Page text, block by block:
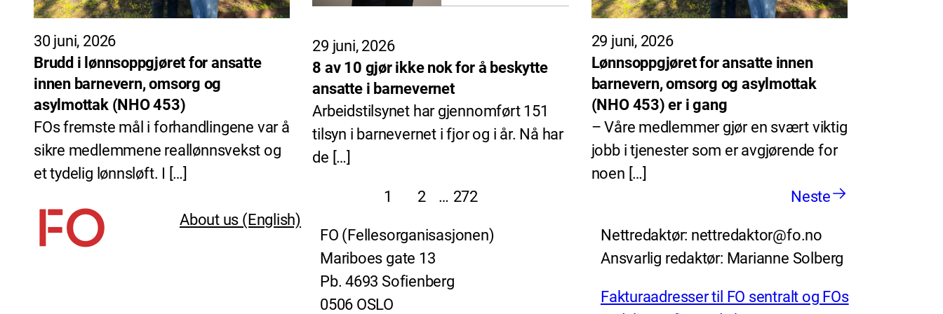
30 juni, 2026
Brudd i lønnsoppgjøret for ansatte
innen barnevern, omsorg og
asylmottak (NHO 453)
FOs fremste mål i forhandlingene var å
sikre medlemmene reallønnsvekst og
et tydelig lønnsløft. I […]
29 juni, 2026
8 av 10 gjør ikke nok for å beskytte
ansatte i barnevernet
Arbeidstilsynet har gjennomført 151
tilsyn i barnevernet i fjor og i år. Nå har
de […]
29 juni, 2026
Lønnsoppgjøret for ansatte innen
barnevern, omsorg og asylmottak
(NHO 453) er i gang
– Våre medlemmer gjør en svært viktig
jobb i tjenester som er avgjørende for
noen […]
1
2 … 272
Neste
About us (English)
FO (Fellesorganisasjonen)
Mariboes gate 13
Pb. 4693 Sofienberg
0506 OSLO
Nettredaktør: nettredaktor@fo.no
Ansvarlig redaktør: Marianne Solberg
Fakturaadresser til FO sentralt og FOs